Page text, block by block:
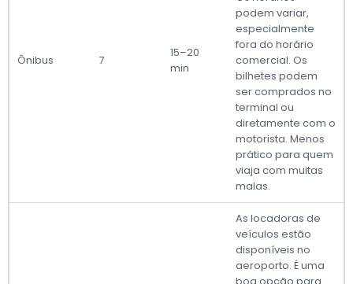
Ônibus 7
15–20
min
podem variar,
especialmente
fora do horário
comercial. Os
bilhetes podem
ser comprados no
terminal ou
diretamente com o
motorista. Menos
prático para quem
viaja com muitas
malas.
As locadoras de
veículos estão
disponíveis no
aeroporto. É uma